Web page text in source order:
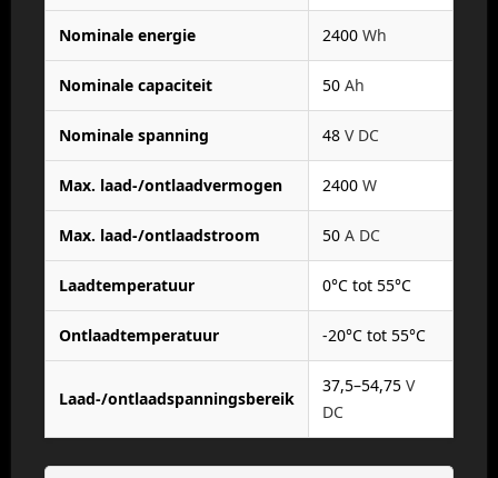
Nominale energie 2400 Wh
Nominale capaciteit 50 Ah
Nominale spanning 48 V DC
Max. laad-/ontlaadvermogen 2400 W
Max. laad-/ontlaadstroom 50 A DC
Laadtemperatuur 0°C tot 55°C
Ontlaadtemperatuur -20°C tot 55°C
Laad-/ontlaadspanningsbereik
37,5–54,75 V
DC